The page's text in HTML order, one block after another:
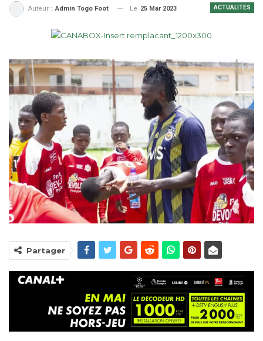
ACTUALITES
Auteur : Admin Togo Foot Le 25 Mar 2023
Partager